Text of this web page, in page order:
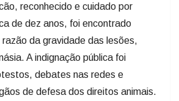
reconhecido e cuidado por
de dez anos, foi encontrado
da gravidade das lesões,
A indignação pública foi
debates nas redes e
de defesa dos direitos animais.